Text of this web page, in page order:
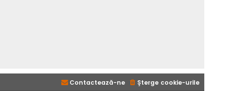
Şterge cookie-urile
Contactează-ne